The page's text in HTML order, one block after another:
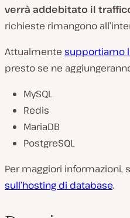
verrà addebitato il
richieste rimangono
Attualmente supportiamo
presto se ne
MySQL
Redis
MariaDB
PostgreSQL
Per maggiori informazioni,
sull’hosting di database.